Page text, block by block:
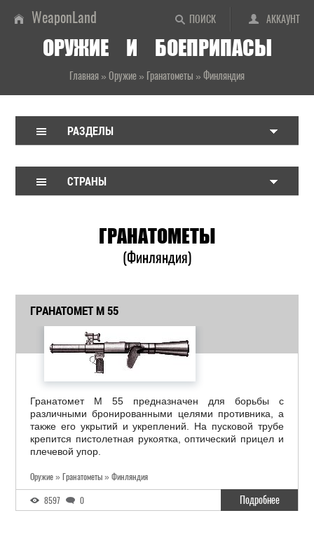
ПОИСК АККАУНТ
WeaponLand
ОРУЖИЕ И БОЕПРИПАСЫ
Главная » Оружие » Гранатометы » Финляндия
РАЗДЕЛЫ
СТРАНЫ
ГРАНАТОМЕТЫ
(Финляндия)
ГРАНАТОМЕТ М 55
Гранатомет М 55 предназначен для борьбы с
различными бронированными целями противника, а
также его укрытий и укреплений. На пусковой трубе
крепится пистолетная рукоятка, оптический прицел и
плечевой упор.
Оружие » Гранатометы » Финляндия
8597 0 Подробнее